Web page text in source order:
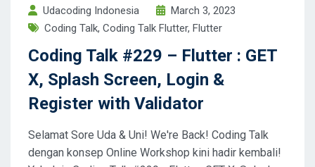
Udacoding Indonesia
March 3, 2023
Coding Talk, Coding Talk Flutter, Flutter
Coding Talk #229 – Flutter : GET
X, Splash Screen, Login &
Register with Validator
Selamat Sore Uda & Uni! We're Back! Coding Talk
dengan konsep Online Workshop kini hadir kembali!